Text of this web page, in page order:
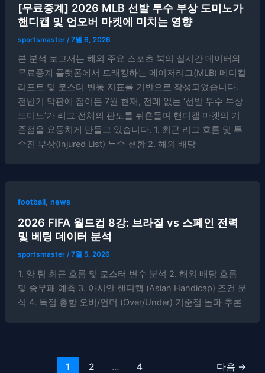
[무료중계] 2026 MLB 선발 투수 부상 도미노가
핸디캡 및 언오버 마켓에 미치는 영향
sportsmaster /7월 6, 2026
본 분석 보고서는 해외 주요 스포츠 북의 실시간 데이터와
무료중계 플랫폼에서 트래킹하는 메이저리그(MLB) 메디컬
리포트 및 로스터 변동 지표를 기반으로 작성되었습니다.
전반기 막판에 접어든 7월 현재, 전례 없는 ‘선발 투수 부상
도미노’가 리그 전체의 판도를 뒤흔들며 핸디캡 마켓의 기
준점을 요동치게 만들고 있습니다. 1. 최근 리그 흐름 및 투
수진 부상(Injured List) 누수 현황 2. 해외 배당
football, news
2026 FIFA 월드컵 8강: 브라질 vs 스페인 전력
및 베팅 데이터 분석
sportsmaster /7월 5, 2026
1. 양 팀 최근 흐름 및 로스터 변수 분석 2. 해외 배당 흐름
및 승무패 예측 3. 아시안 핸디캡 (Asian Handicap) 조건 분
석 4. 득점 총합 오버/언더 (Over/Under) 기준점 돌파 추론
1 2 … 4 다음 →